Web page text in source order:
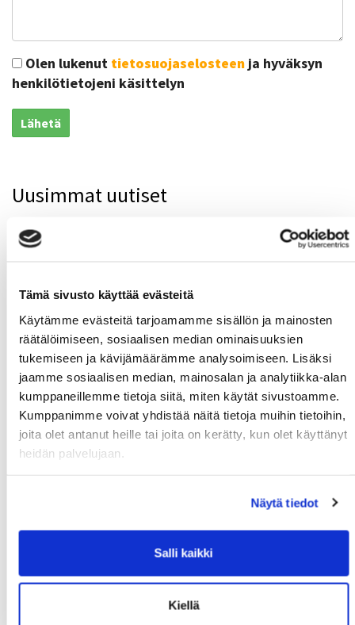
Tämä sivusto käyttää evästeitä
Käytämme evästeitä tarjoamamme sisällön ja mainosten
räätälöimiseen, sosiaalisen median ominaisuuksien
tukemiseen ja kävijämäärämme analysoimiseen. Lisäksi
jaamme sosiaalisen median, mainosalan ja analytiikka-alan
kumppaneillemme tietoja siitä, miten käytät sivustoamme.
Kumppanimme voivat yhdistää näitä tietoja muihin tietoihin,
joita olet antanut heille tai joita on kerätty, kun olet käyttänyt
heidän palvelujaan.
Näytä tiedot
Salli kaikki
Kiellä
Olen lukenut tietosuojaselosteen ja hyväksyn
henkilötietojeni käsittelyn
Lähetä
Uusimmat uutiset
06.08.
24.06. Tervetuloa uudet opiskelijat!
12.06. Kuntosalien kesän aukioloajat
10.06. Wanted: Uusia ohjaajia
MoWe Kalenteri
MoWe Kalenterista näet ryhmäliikunta-aikataulun,